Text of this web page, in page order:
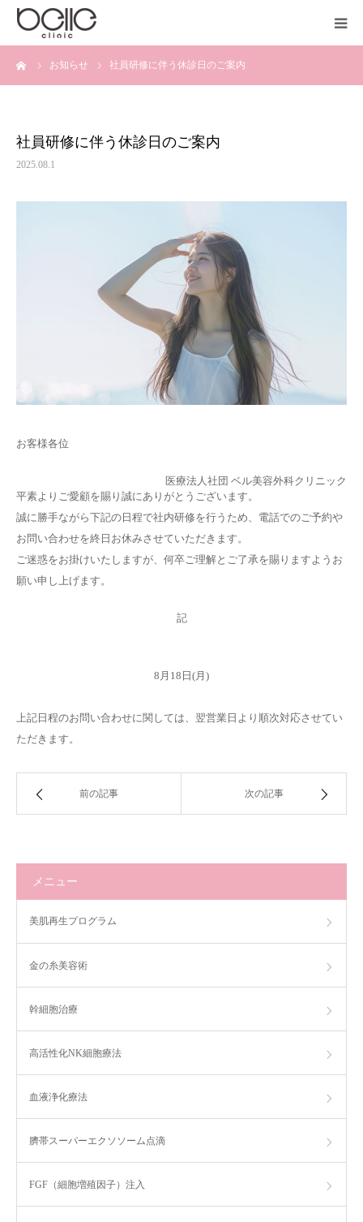
お知らせ 社員研修に伴う休診日のご案内
社員研修に伴う休診日のご案内
2025.08.1
お客様各位
医療法人社団 ベル美容外科クリニック
平素よりご愛顧を賜り誠にありがとうございます。
誠に勝手ながら下記の日程で社内研修を行うため、電話でのご予約や
お問い合わせを終日お休みさせていただきます。
ご迷惑をお掛けいたしますが、何卒ご理解とご了承を賜りますようお
願い申し上げます。
記
8月18日(月)
上記日程のお問い合わせに関しては、翌営業日より順次対応させてい
ただきます。
前の記事 次の記事
メニュー
美肌再生プログラム
金の糸美容術
幹細胞治療
高活性化NK細胞療法
血液浄化療法
臍帯スーパーエクソソーム点滴
FGF（細胞増殖因子）注入
医院紹介
施術料金
中国語サイト